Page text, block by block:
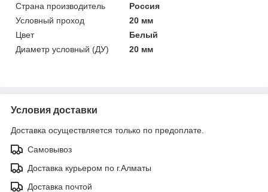
Страна производитель
Россия
Условный проход
20 мм
Цвет
Белый
Диаметр условный (ДУ)
20 мм
Условия доставки
Доставка осуществляется только по предоплате.
Самовывоз
Доставка курьером по г.Алматы
Доставка почтой